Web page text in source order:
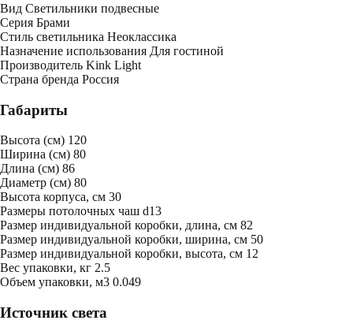
Вид Светильники подвесные
Серия Брами
Стиль светильника Неоклассика
Назначение использования Для гостиной
Производитель Kink Light
Страна бренда Россия
Габариты
Высота (см) 120
Ширина (см) 80
Длина (см) 86
Диаметр (см) 80
Высота корпуса, см 30
Размеры потолочных чаш d13
Размер индивидуальной коробки, длина, см 82
Размер индивидуальной коробки, ширина, см 50
Размер индивидуальной коробки, высота, см 12
Bес упаковки, кг 2.5
Oбъем упаковки, м3 0.049
Источник света